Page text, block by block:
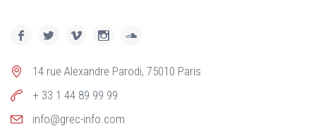
14 rue Alexandre Parodi, 75010 Paris
+ 33 1 44 89 99 99
info@grec-info.com